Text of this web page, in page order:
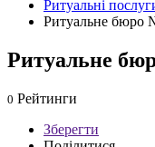
Ритуальні
Ритуальне бюро
Ритуальне
0 Рейтинги
Зберегти